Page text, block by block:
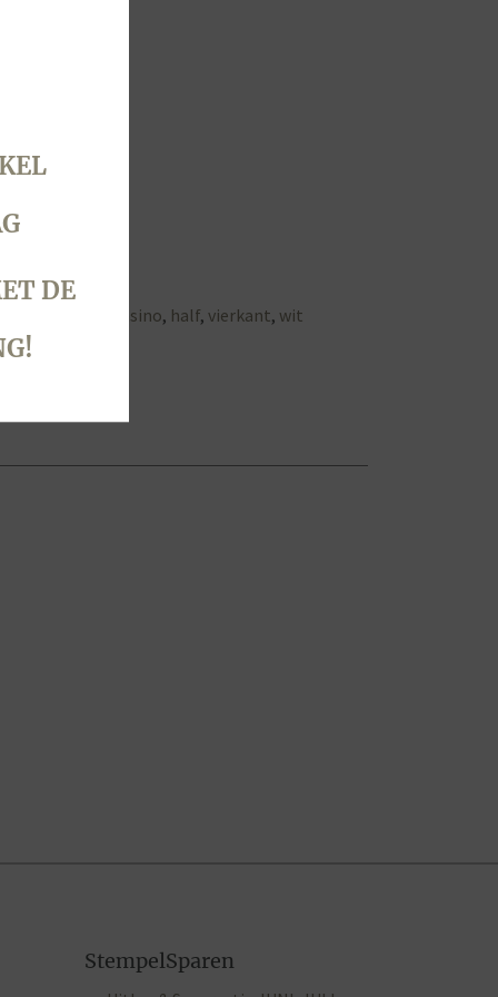
casino, half,vierkant, wit
StempelSparen
DE